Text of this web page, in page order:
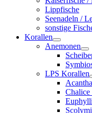
Lippfische
Seenadeln /
sonstige
Korallen
Anemonen
LPS Korallen
Chalice